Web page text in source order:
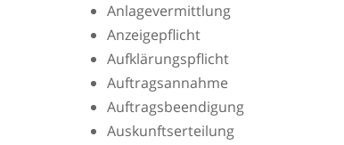
Anlagevermittlung
Anzeigepflicht
Aufklärungspflicht
Auftragsannahme
Auftragsbeendigung
Auskunftserteilung